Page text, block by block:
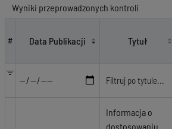
Wyniki przeprowadzonych kontroli
# Data Publikacji Tytuł
Informacja o
dostosowaniu